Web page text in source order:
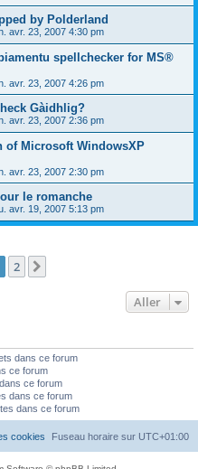
by Polderland
avr. 23, 2007 4:30 pm
spellchecker for MS®
avr. 23, 2007 4:26 pm
Gàidhlig?
avr. 23, 2007 2:36 pm
of Microsoft WindowsXP
avr. 23, 2007 2:30 pm
le romanche
avr. 19, 2007 5:13 pm
2
Aller
dans ce forum
ce forum
ce forum
dans ce forum
dans ce forum
Fuseau horaire sur UTC+01:00
cookies